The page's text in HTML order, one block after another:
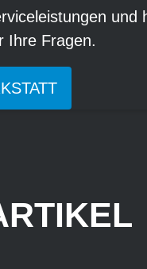
und
Ihre Fragen.